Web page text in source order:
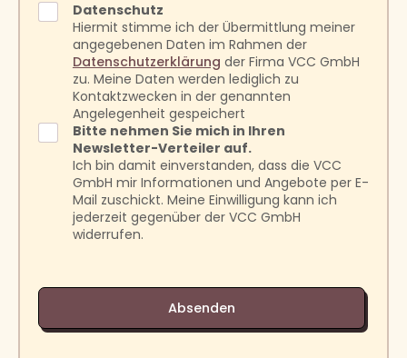
Datenschutz
Hiermit stimme ich der Übermittlung meiner
angegebenen Daten im Rahmen der
Datenschutzerklärung der Firma VCC GmbH
zu. Meine Daten werden lediglich zu
Kontaktzwecken in der genannten
Angelegenheit gespeichert
Bitte nehmen Sie mich in Ihren
Newsletter-Verteiler auf.
Ich bin damit einverstanden, dass die VCC
GmbH mir Informationen und Angebote per E-
Mail zuschickt. Meine Einwilligung kann ich
jederzeit gegenüber der VCC GmbH
widerrufen.